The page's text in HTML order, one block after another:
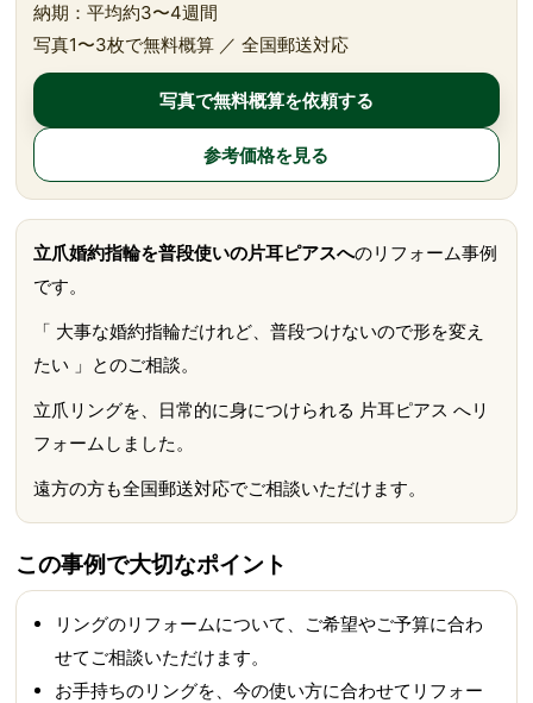
納期：平均約3〜4週間
写真1〜3枚で無料概算 ／ 全国郵送対応
写真で無料概算を依頼する
参考価格を見る
立爪婚約指輪を普段使いの片耳ピアスへのリフォーム事例
です。
「 大事な婚約指輪だけれど、普段つけないので形を変え
たい 」とのご相談。
立爪リングを、日常的に身につけられる 片耳ピアス へリ
フォームしました。
遠方の方も全国郵送対応でご相談いただけます。
この事例で大切なポイント
リングのリフォームについて、ご希望やご予算に合わ
せてご相談いただけます。
お手持ちのリングを、今の使い方に合わせてリフォー